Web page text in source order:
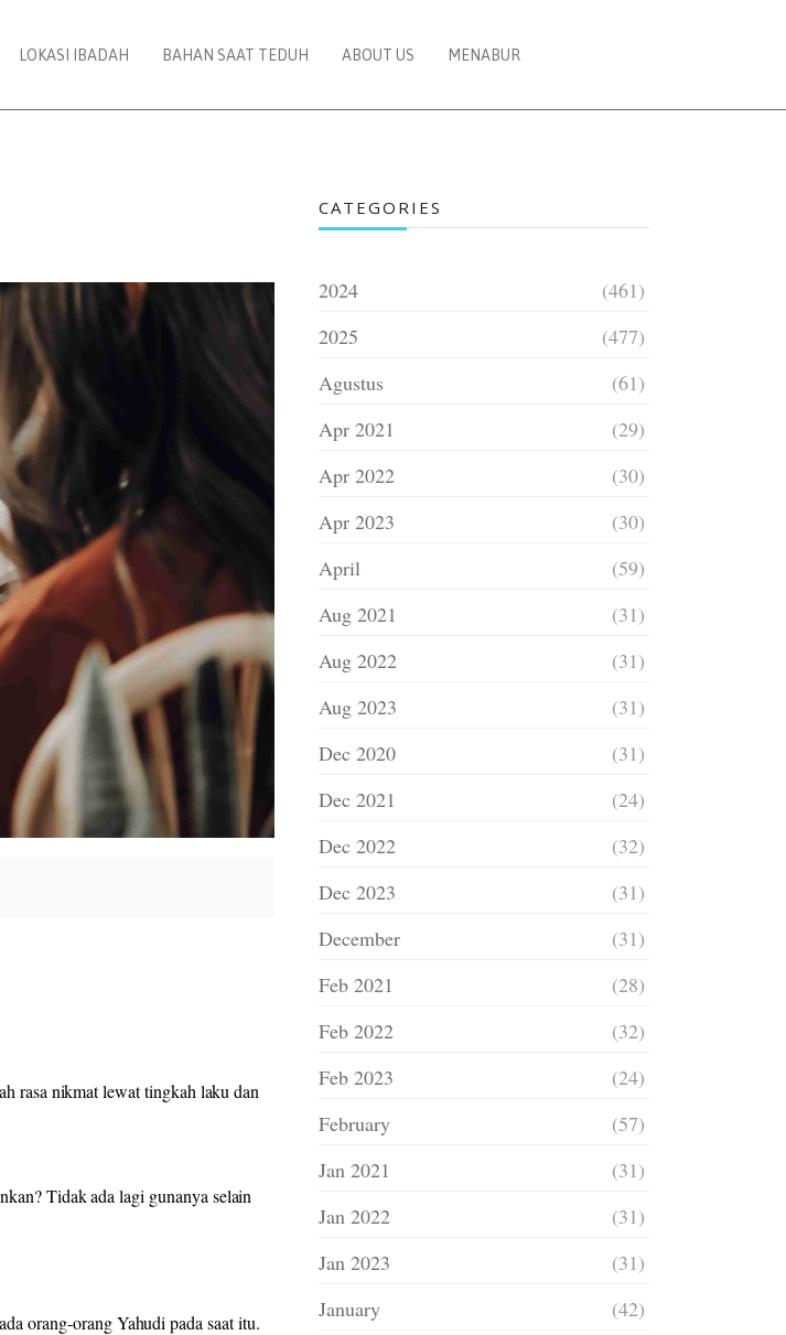
LOKASI IBADAH BAHAN SAAT TEDUH ABOUT US MENABUR
rasa nikmat lewat tingkah laku dan
Tidak ada lagi gunanya selain
orang-orang Yahudi pada saat itu.
CATEGORIES
2024
(461)
2025
(477)
Agustus
(61)
Apr 2021
(29)
Apr 2022
(30)
Apr 2023
(30)
April
(59)
Aug 2021
(31)
Aug 2022
(31)
Aug 2023
(31)
Dec 2020
(31)
Dec 2021
(24)
Dec 2022
(32)
Dec 2023
(31)
December
(31)
Feb 2021
(28)
Feb 2022
(32)
Feb 2023
(24)
February
(57)
Jan 2021
(31)
Jan 2022
(31)
Jan 2023
(31)
January
(42)